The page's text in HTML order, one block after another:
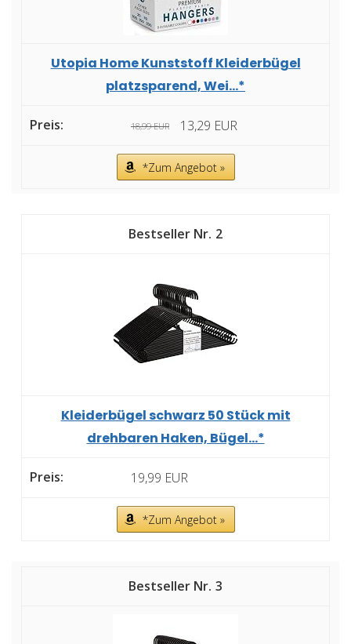
Utopia Home Kunststoff Kleiderbügel
platzsparend, Wei...*
18,99 EUR 13,29 EUR
*Zum Angebot »
2
Kleiderbügel schwarz 50 Stück mit
drehbaren Haken, Bügel...*
19,99 EUR
*Zum Angebot »
3